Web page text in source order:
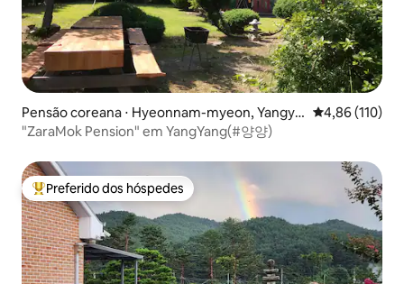
Pensão coreana ⋅ Hyeonnam-myeon, Yangya
ng
4,86 de uma
4,86 (110)
"ZaraMok Pension" em YangYang(#양양)
Entre os melhores preferidos dos hóspedes
Preferido dos hóspedes